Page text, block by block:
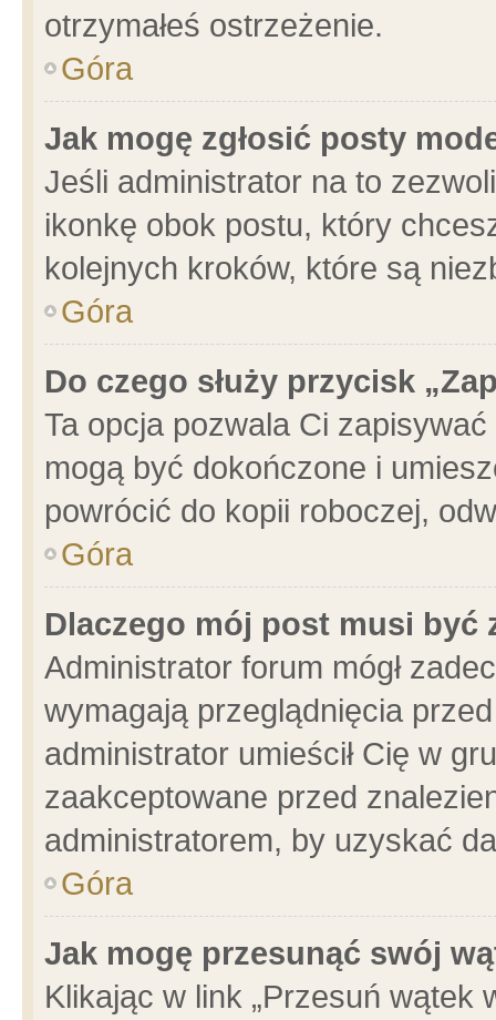
otrzymałeś ostrzeżenie.
Góra
Jak mogę zgłosić posty
Jeśli administrator na to
ikonkę obok postu, który
kolejnych kroków, które są
Góra
Do czego służy przycisk
Ta opcja pozwala Ci
mogą być dokończone i
powrócić do kopii roboczej,
Góra
Dlaczego mój post musi być
Administrator forum mógł
wymagają przeglądnięcia
administrator umieścił Cię w
zaakceptowane przed
administratorem, by uzyskać
Góra
Jak mogę przesunąć swój
Klikając w link „Przesuń wątek